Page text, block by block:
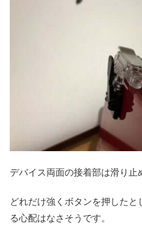
デバイス両面の接着部は滑り止
どれだけ強くボタンを押した
る心配はなさそうです。